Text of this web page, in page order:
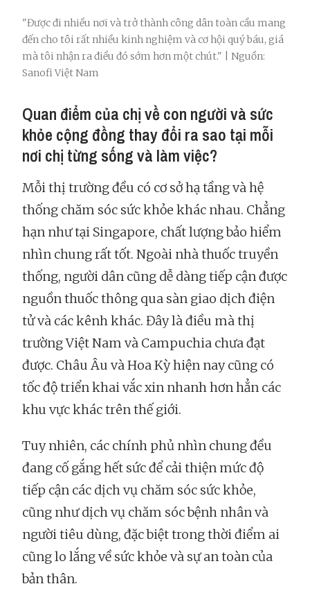
"Được đi nhiều nơi và trở thành công dân toàn cầu mang
đến cho tôi rất nhiều kinh nghiệm và cơ hội quý báu, giá
mà tôi nhận ra điều đó sớm hơn một chút." | Nguồn:
Sanofi Việt Nam
Quan điểm của chị về con người và sức
khỏe cộng đồng thay đổi ra sao tại mỗi
nơi chị từng sống và làm việc?
Mỗi thị trường đều có cơ sở hạ tầng và hệ
thống chăm sóc sức khỏe khác nhau. Chẳng
hạn như tại Singapore, chất lượng bảo hiểm
nhìn chung rất tốt. Ngoài nhà thuốc truyền
thống, người dân cũng dễ dàng tiếp cận được
nguồn thuốc thông qua sàn giao dịch điện
tử và các kênh khác. Đây là điều mà thị
trường Việt Nam và Campuchia chưa đạt
được. Châu Âu và Hoa Kỳ hiện nay cũng có
tốc độ triển khai vắc xin nhanh hơn hẳn các
khu vực khác trên thế giới.
Tuy nhiên, các chính phủ nhìn chung đều
đang cố gắng hết sức để cải thiện mức độ
tiếp cận các dịch vụ chăm sóc sức khỏe,
cũng như dịch vụ chăm sóc bệnh nhân và
người tiêu dùng, đặc biệt trong thời điểm ai
cũng lo lắng về sức khỏe và sự an toàn của
bản thân.